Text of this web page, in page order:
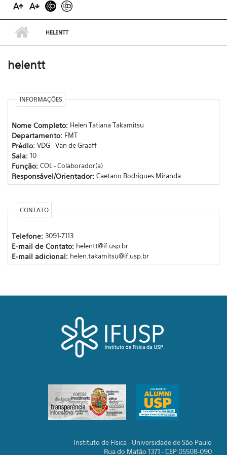
HELENTT
helentt
INFORMAÇÕES
Nome Completo: Helen Tatiana Takamitsu
Departamento: FMT
Prédio: VDG - Van de Graaff
Sala: 10
Função: COL - Colaborador(a)
Responsável/Orientador: Caetano Rodrigues Miranda
CONTATO
Telefone: 3091-7113
E-mail de Contato: helentt@if.usp.br
E-mail adicional: helen.takamitsu@if.usp.br
Instituto de Física - Universidade de São Paulo
Rua do Matão 1371 - CEP 05508-090